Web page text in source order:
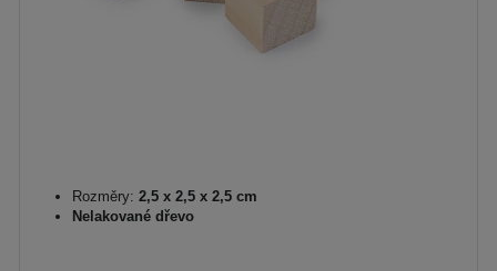
Rozměry: 2,5 x 2,5 x 2,5 cm
Nelakované dřevo